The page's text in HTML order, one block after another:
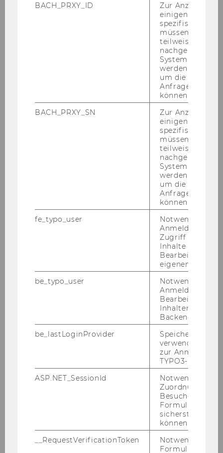
BACH_PRXY_ID
Zur Anzeige von
einigen WU-
spezifischen
müssen
teilweise von
nachgelagerten
System
werden.
um die Antwort
Anfrage
können.
BACH_PRXY_SN
Zur Anzeige von
einigen WU-
spezifischen
müssen
teilweise von
nachgelagerten
System
werden.
um die Antwort
Anfrage
können.
fe_typo_user
Notwendig für
Anmeldung und
Zugriff auf
Inhalte oder zur
Bearbeitung des
eigenen Profils.
be_typo_user
Notwendig für
Anmeldung und
Bearbeitung von
Inhalten im
Backend.
be_lastLoginProvider
Speichert die
verwendete
zur Anmeldung
TYPO3-Backend.
ASP.NET_SessionId
Notwendig, um
Zuordnung von
Besucher zu
sicherstellen zu
können.
__RequestVerificationToken
Notwendig, um